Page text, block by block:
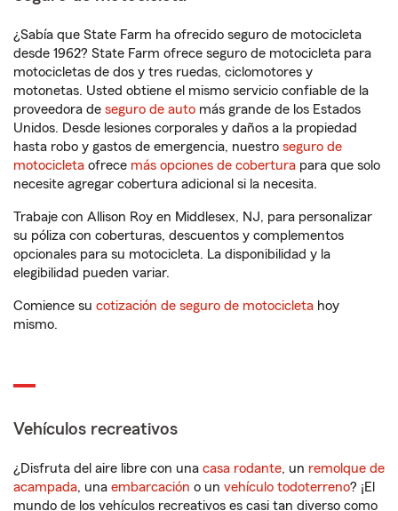
¿Sabía que State Farm ha ofrecido seguro de motocicleta
desde 1962? State Farm ofrece seguro de motocicleta para
motocicletas de dos y tres ruedas, ciclomotores y
motonetas. Usted obtiene el mismo servicio confiable de la
proveedora de seguro de auto más grande de los Estados
Unidos. Desde lesiones corporales y daños a la propiedad
hasta robo y gastos de emergencia, nuestro seguro de
motocicleta ofrece más opciones de cobertura para que solo
necesite agregar cobertura adicional si la necesita.
Trabaje con Allison Roy en Middlesex, NJ, para personalizar
su póliza con coberturas, descuentos y complementos
opcionales para su motocicleta. La disponibilidad y la
elegibilidad pueden variar.
Comience su cotización de seguro de motocicleta hoy
mismo.
Vehículos recreativos
¿Disfruta del aire libre con una casa rodante, un remolque de
acampada, una embarcación o un vehículo todoterreno? ¡El
mundo de los vehículos recreativos es casi tan diverso como